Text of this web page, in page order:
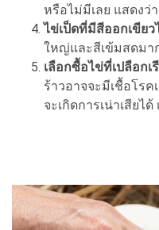
หรือไม่มีเลย แสดงว่
ไข่เป็ดที่มีสีออกเขียว
ใหญ่และสีเข้มสดมา
เลือกซื้อไข่ที่เปลือก
ร้าวอาจจะมีเชื้อโรค
จะเกิดการเน่าเสียไ